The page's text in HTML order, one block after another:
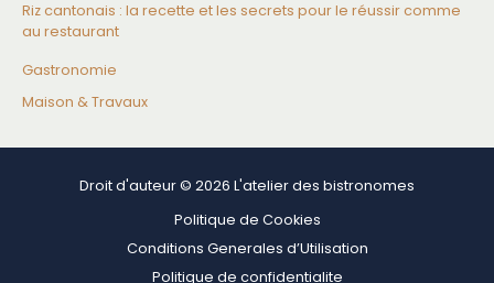
Riz cantonais : la recette et les secrets pour le réussir comme
au restaurant
Gastronomie
Maison & Travaux
Droit d'auteur © 2026 L'atelier des bistronomes
Politique de Cookies
Conditions Generales d’Utilisation
Politique de confidentialite